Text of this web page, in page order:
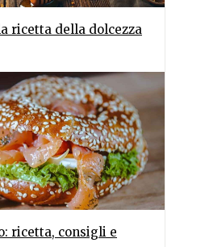
ricetta della dolcezza
ricetta, consigli e